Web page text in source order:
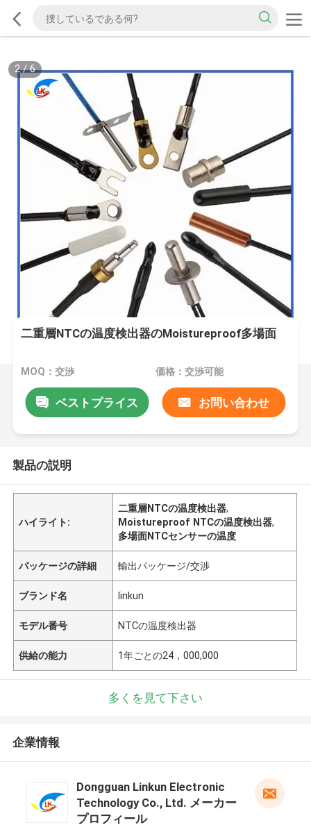
2/6
二重層NTCの温度検出器のMoistureproof多場面
MOQ：交渉 価格：交渉可能
ベストプライス お問い合わせ
製品の説明
ハイライト:
二重層NTCの温度検出器,
Moistureproof NTCの温度検出器,
多場面NTCセンサーの温度
パッケージの詳細 輸出パッケージ/交渉
ブランド名 linkun
モデル番号 NTCの温度検出器
供給の能力 1年ごとの24，000,000
多くを見て下さい
企業情報
Dongguan Linkun Electronic
Technology Co., Ltd. メーカー
プロフィール